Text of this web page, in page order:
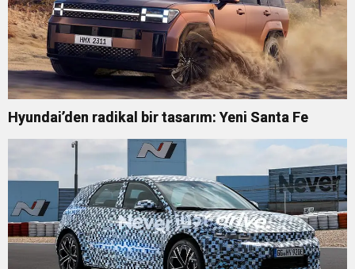
Hyundai’den radikal bir tasarım: Yeni Santa Fe